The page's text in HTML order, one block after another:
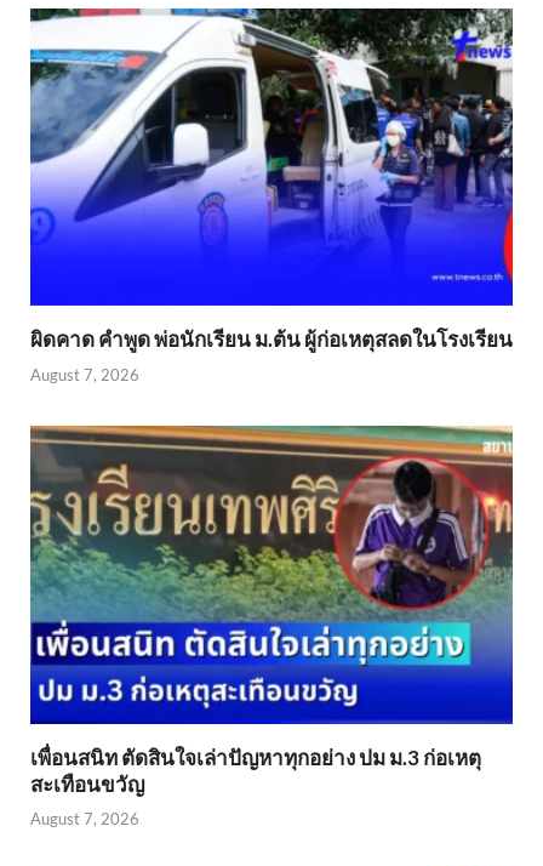
ผิดคาด คำพูด พ่อนักเรียน ม.ต้น ผู้ก่อเหตุสลดในโรงเรียน
August 7, 2026
เพื่อนสนิท ตัดสินใจเล่าปัญหาทุกอย่าง ปม ม.3 ก่อเหตุ
สะเทือนขวัญ
August 7, 2026